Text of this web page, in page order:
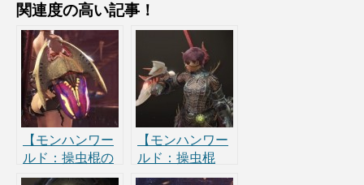
関連度の高い記事！
【モンハンワー
ルド：操虫棍の
猟虫を徹底検
【モンハンワー
ルド：操虫棍
500回使った操